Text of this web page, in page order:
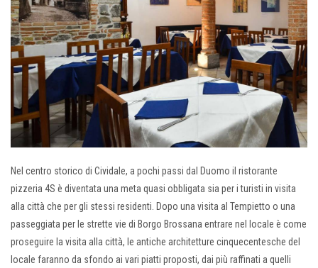
Nel centro storico di Cividale, a pochi passi dal Duomo il ristorante
pizzeria 4S è diventata una meta quasi obbligata sia per i turisti in visita
alla città che per gli stessi residenti. Dopo una visita al Tempietto o una
passeggiata per le strette vie di Borgo Brossana entrare nel locale è come
proseguire la visita alla città, le antiche architetture cinquecentesche del
locale faranno da sfondo ai vari piatti proposti, dai più raffinati a quelli